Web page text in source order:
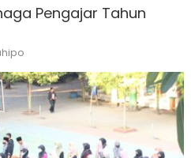
Pengajar Tahun